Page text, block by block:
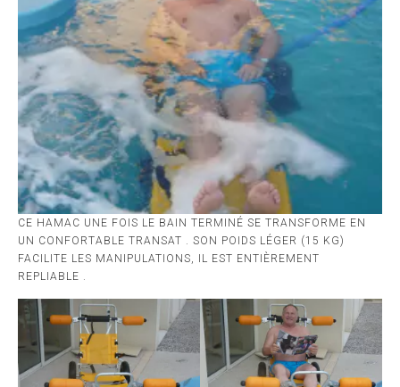
CE HAMAC UNE FOIS LE BAIN TERMINÉ SE TRANSFORME EN
UN CONFORTABLE TRANSAT . SON POIDS LÉGER (15 KG)
FACILITE LES MANIPULATIONS, IL EST ENTIÈREMENT
REPLIABLE .